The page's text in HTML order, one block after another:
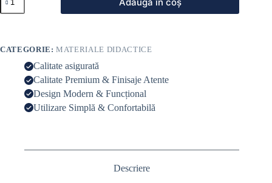
CATEGORIE:MATERIALE DIDACTICE
Calitate asigurată
Calitate Premium & Finisaje Atente
Design Modern & Funcțional
Utilizare Simplă & Confortabilă
Descriere